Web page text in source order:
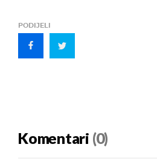
PODIJELI
Komentari (0)